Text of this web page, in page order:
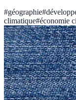
#géographie#
climatique#économie